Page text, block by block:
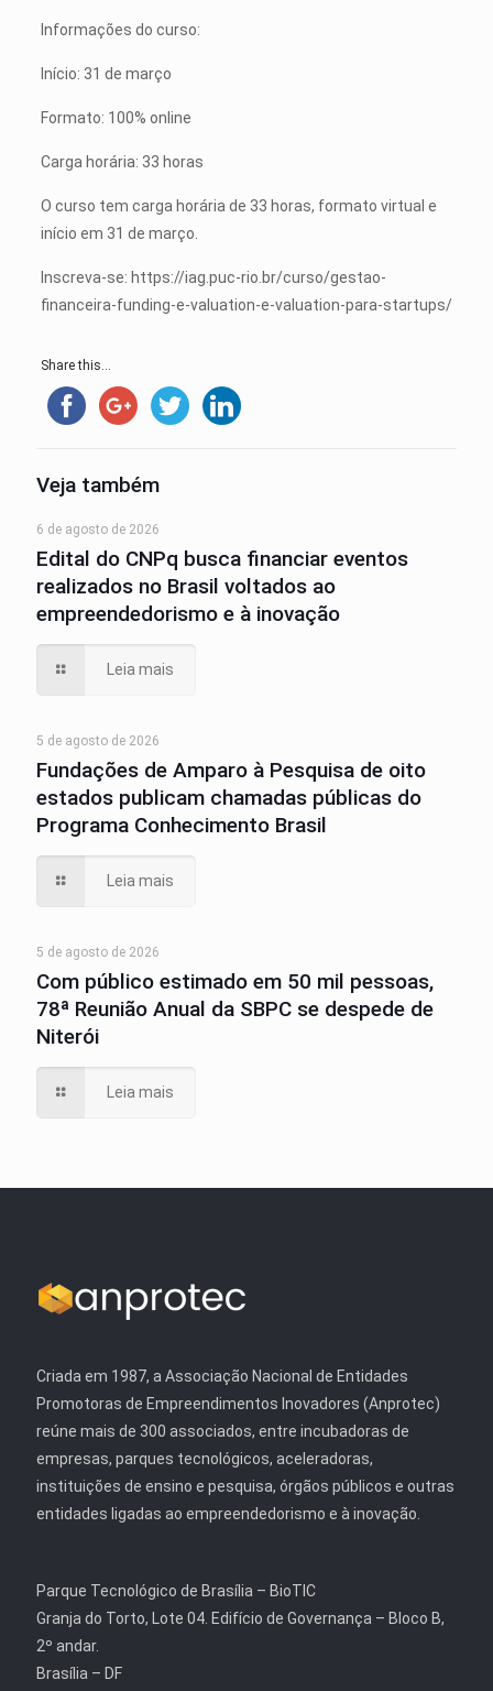
Informações do curso:
Início: 31 de março
Formato: 100% online
Carga horária: 33 horas
O curso tem carga horária de 33 horas, formato virtual e
início em 31 de março.
Inscreva-se: https://iag.puc-rio.br/curso/gestao-
financeira-funding-e-valuation-e-valuation-para-startups/
Share this...
Veja também
6 de agosto de 2026
Edital do CNPq busca financiar eventos
realizados no Brasil voltados ao
empreendedorismo e à inovação
Leia mais
5 de agosto de 2026
Fundações de Amparo à Pesquisa de oito
estados publicam chamadas públicas do
Programa Conhecimento Brasil
Leia mais
5 de agosto de 2026
Com público estimado em 50 mil pessoas,
78ª Reunião Anual da SBPC se despede de
Niterói
Leia mais
Criada em 1987, a Associação Nacional de Entidades
Promotoras de Empreendimentos Inovadores (Anprotec)
reúne mais de 300 associados, entre incubadoras de
empresas, parques tecnológicos, aceleradoras,
instituições de ensino e pesquisa, órgãos públicos e outras
entidades ligadas ao empreendedorismo e à inovação.
Parque Tecnológico de Brasília – BioTIC
Granja do Torto, Lote 04. Edifício de Governança – Bloco B,
2º andar.
Brasília – DF